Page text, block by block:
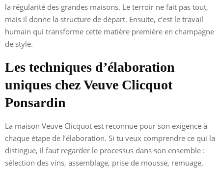
la régularité des grandes maisons. Le terroir ne fait pas tout,
mais il donne la structure de départ. Ensuite, c’est le travail
humain qui transforme cette matière première en champagne
de style.
Les techniques d’élaboration
uniques chez Veuve Clicquot
Ponsardin
La maison Veuve Clicquot est reconnue pour son exigence à
chaque étape de l’élaboration. Si tu veux comprendre ce qui la
distingue, il faut regarder le processus dans son ensemble :
sélection des vins, assemblage, prise de mousse, remuage,